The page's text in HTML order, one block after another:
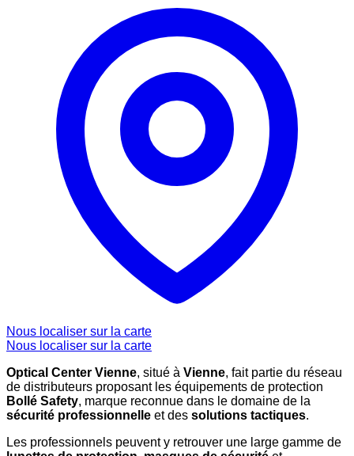
Nous localiser sur la carte
Nous localiser sur la carte
Optical Center Vienne, situé à Vienne, fait partie du réseau
de distributeurs proposant les équipements de protection
Bollé Safety, marque reconnue dans le domaine de la
sécurité professionnelle et des solutions tactiques.
Les professionnels peuvent y retrouver une large gamme de